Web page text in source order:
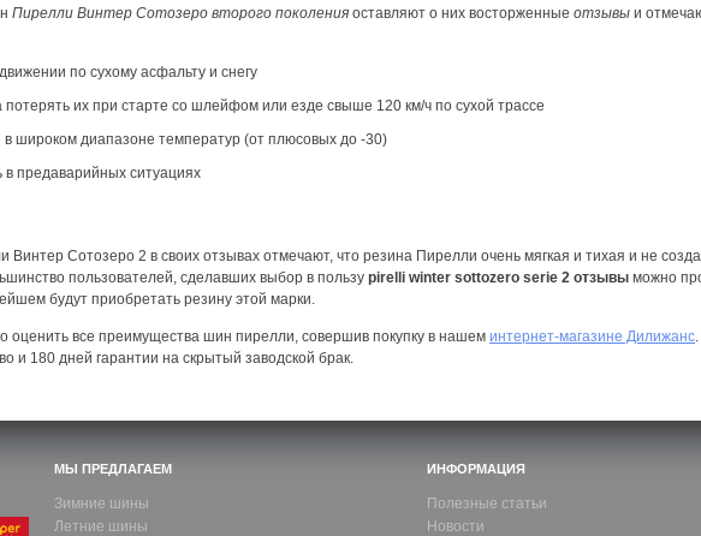
Пирелли Винтер Сотозеро второго поколения оставляют о них восторженные отзывы и
по сухому асфальту и снегу
потерять их при старте со шлейфом или езде свыше 120 км/ч по сухой трассе
широком диапазоне температур (от плюсовых до -30)
предаварийных ситуациях
Сотозеро 2 в своих отзывах отмечают, что резина Пирелли очень мягкая и тихая и не
пользователей, сделавших выбор в пользу pirelli winter sottozero serie 2 отзывы можно
будут приобретать резину этой марки.
оценить все преимущества шин пирелли, совершив покупку в нашем интернет-магазине Дилижанс
и 180 дней гарантии на скрытый заводской брак.
МЫ ПРЕДЛАГАЕМ
Зимние шины
Летние шины
ИНФОРМАЦИЯ
Полезные статьи
Новости